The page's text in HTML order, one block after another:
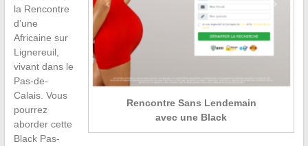
Rencontre Sans Lendemain
avec une Black
la Rencontre
d’une
Africaine sur
Lignereuil,
vivant dans le
Pas-de-
Calais. Vous
pourrez
aborder cette
Black Pas-